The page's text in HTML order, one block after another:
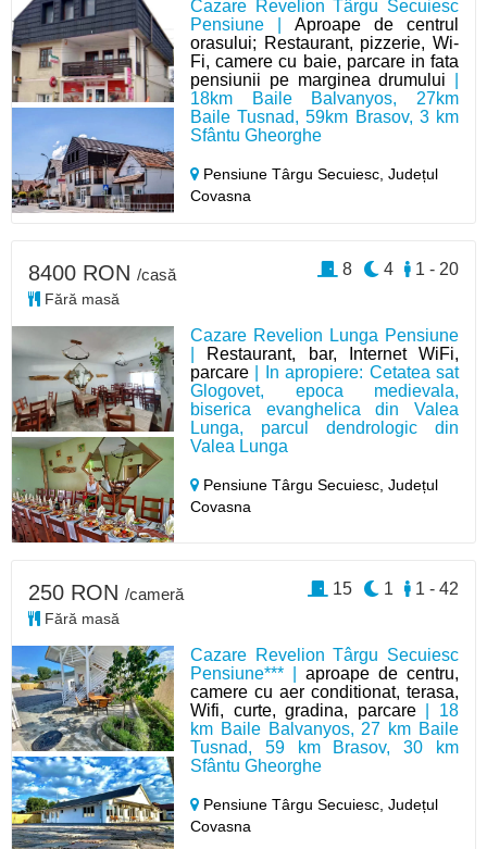
Cazare Revelion Târgu Secuiesc
Pensiune | Aproape de centrul
orasului; Restaurant, pizzerie, Wi-
Fi, camere cu baie, parcare in fata
pensiunii pe marginea drumului
18km Baile Balvanyos, 27km
Baile Tusnad, 59km Brasov, 3 km
Sfântu Gheorghe
Pensiune Târgu Secuiesc,Județul
Covasna
Cazare Revelion Lunga Pensiune
Restaurant, bar, Internet WiFi,
parcare | In apropiere: Cetatea sat
Glogovet, epoca medievala,
biserica evanghelica din Valea
Lunga, parcul dendrologic din
Valea Lunga
Pensiune Târgu Secuiesc,Județul
Covasna
8400 RON /casă
Fără masă
1 - 20
4
8
Cazare Revelion Târgu Secuiesc
Pensiune*** |aproape de centru,
camere cu aer conditionat, terasa,
Wifi, curte, gradina, parcare| 18
km Baile Balvanyos, 27 km Baile
Tusnad, 59 km Brasov, 30 km
Sfântu Gheorghe
Pensiune Târgu Secuiesc,Județul
Covasna
250 RON /cameră
Fără masă
1 - 42
1
15